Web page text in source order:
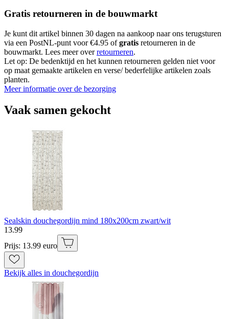
Gratis retourneren in de bouwmarkt
Je kunt dit artikel binnen 30 dagen na aankoop naar ons terugsturen
via een PostNL-punt voor €4.95 ofgratis retourneren in de
bouwmarkt. Lees meer overretourneren.
Let op: De bedenktijd en het kunnen retourneren gelden niet voor
op maat gemaakte artikelen en verse/ bederfelijke artikelen zoals
planten.
Meer informatie over de bezorging
Vaak samen gekocht
Sealskin douchegordijn mind 180x200cm zwart/wit
13.99
Prijs: 13.99 euro
Bekijk alles in douchegordijn